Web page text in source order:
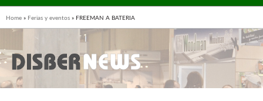
Listado de marcas y productos del Grupo Disber
Home » Ferias y eventos » FREEMAN A BATERIA